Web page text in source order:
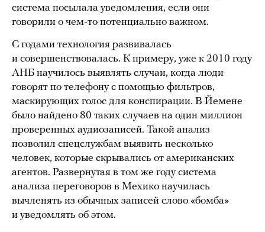
система посылала уведомления, если они
говорили о чем-то потенциально важном.
С годами технология развивалась
и совершенствовалась. К примеру, уже к 2010 году
АНБ научилось выявлять случаи, когда люди
говорят по телефону с помощью фильтров,
маскирующих голос для конспирации. В Йемене
было найдено 80 таких случаев на один миллион
проверенных аудиозаписей. Такой анализ
позволил спецслужбам выявить несколько
человек, которые скрывались от американских
агентов. Развернутая в том же году система
анализа переговоров в Мехико научилась
вычленять из обычных записей слово «бомба»
и уведомлять об этом.